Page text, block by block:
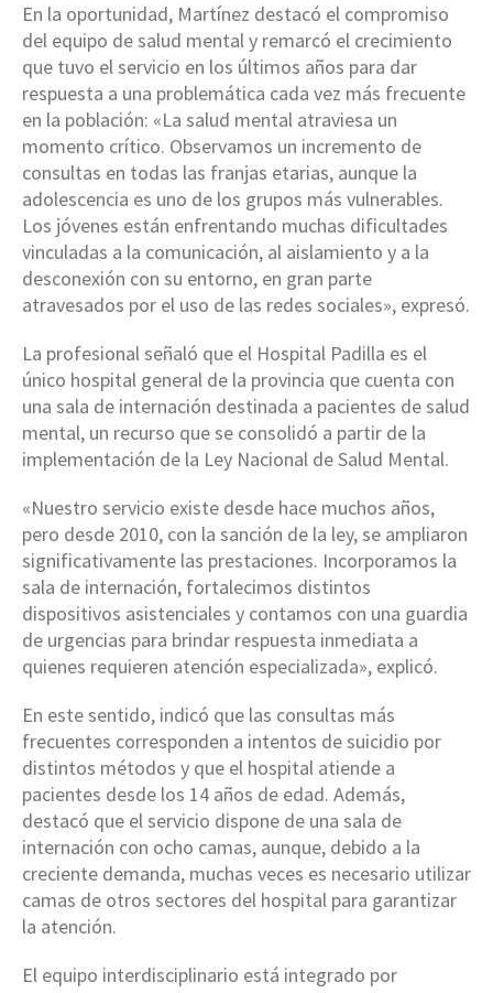
En la oportunidad, Martínez destacó el compromiso
del equipo de salud mental y remarcó el crecimiento
que tuvo el servicio en los últimos años para dar
respuesta a una problemática cada vez más frecuente
en la población: «La salud mental atraviesa un
momento crítico. Observamos un incremento de
consultas en todas las franjas etarias, aunque la
adolescencia es uno de los grupos más vulnerables.
Los jóvenes están enfrentando muchas dificultades
vinculadas a la comunicación, al aislamiento y a la
desconexión con su entorno, en gran parte
atravesados por el uso de las redes sociales», expresó.
La profesional señaló que el Hospital Padilla es el
único hospital general de la provincia que cuenta con
una sala de internación destinada a pacientes de salud
mental, un recurso que se consolidó a partir de la
implementación de la Ley Nacional de Salud Mental.
«Nuestro servicio existe desde hace muchos años,
pero desde 2010, con la sanción de la ley, se ampliaron
significativamente las prestaciones. Incorporamos la
sala de internación, fortalecimos distintos
dispositivos asistenciales y contamos con una guardia
de urgencias para brindar respuesta inmediata a
quienes requieren atención especializada», explicó.
En este sentido, indicó que las consultas más
frecuentes corresponden a intentos de suicidio por
distintos métodos y que el hospital atiende a
pacientes desde los 14 años de edad. Además,
destacó que el servicio dispone de una sala de
internación con ocho camas, aunque, debido a la
creciente demanda, muchas veces es necesario utilizar
camas de otros sectores del hospital para garantizar
la atención.
El equipo interdisciplinario está integrado por